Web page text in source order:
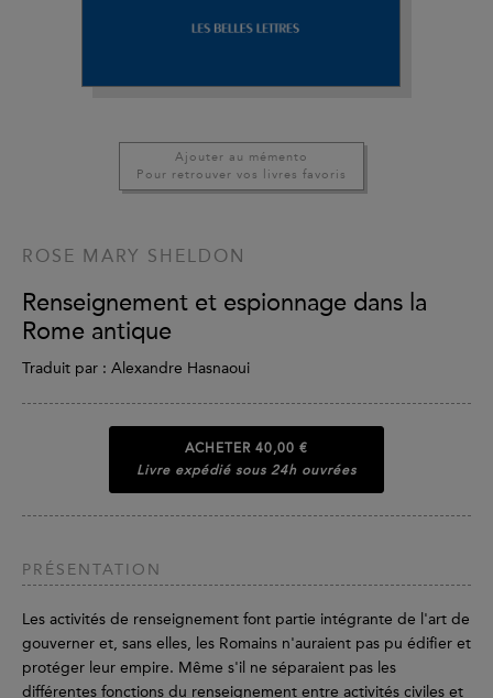
Ajouter au mémento
Pour retrouver vos livres favoris
ROSE MARY SHELDON
Renseignement et espionnage dans la
Rome antique
Traduit par : Alexandre Hasnaoui
ACHETER 40,00 €
Livre expédié sous 24h ouvrées
PRÉSENTATION
Les activités de renseignement font partie intégrante de l'art de
gouverner et, sans elles, les Romains n'auraient pas pu édifier et
protéger leur empire. Même s'il ne séparaient pas les
différentes fonctions du renseignement entre activités civiles et